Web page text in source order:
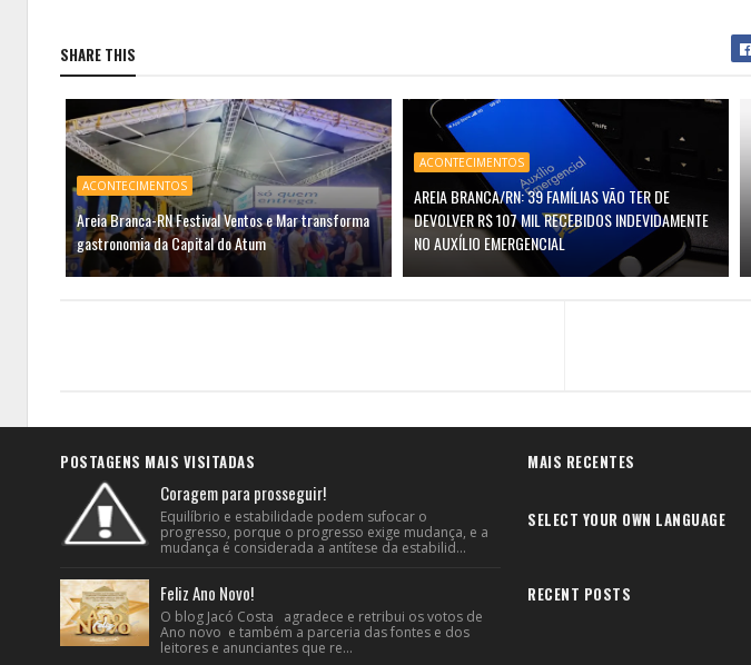
SHARE THIS
ACONTECIMENTOS
Areia Branca-RN Festival Ventos e Mar transforma
gastronomia da Capital do Atum
ACONTECIMENTOS
AREIA BRANCA/RN: 39 FAMÍLIAS VÃO TER DE
DEVOLVER R$ 107 MIL RECEBIDOS INDEVIDAMENTE
NO AUXÍLIO EMERGENCIAL
POSTAGENS MAIS VISITADAS
Coragem para prosseguir!
Equilíbrio e estabilidade podem sufocar o
progresso, porque o progresso exige mudança, e a
mudança é considerada a antítese da estabilid...
Feliz Ano Novo!
O blog Jacó Costa agradece e retribui os votos de
Ano novo e também a parceria das fontes e dos
leitores e anunciantes que re...
MAIS RECENTES
SELECT YOUR OWN LANGUAGE
RECENT POSTS